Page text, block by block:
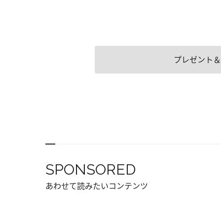
プレゼント
SPONSORED
あわせて読みたいコンテンツ